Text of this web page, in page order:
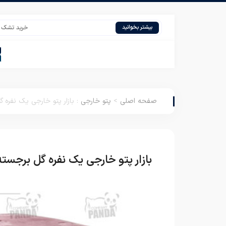
بیشتر بخوانید خرید تشک فانتزی
صفحه اصلی > پتو خارجی : بازار پتو خارجی یک
بازار پتو خارجی یک نفره گل